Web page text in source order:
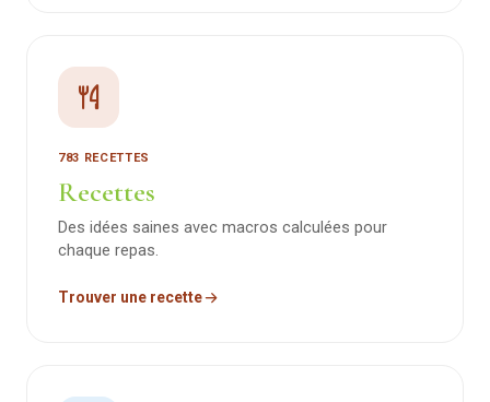
783 RECETTES
Recettes
Des idées saines avec macros calculées pour
chaque repas.
Trouver une recette